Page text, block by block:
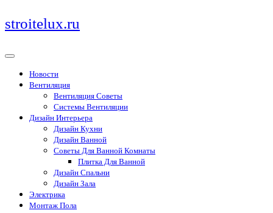
Перейти
к
stroitelux.ru
Новости
Вентиляция
Вентиляция Советы
Системы Вентиляции
Дизайн Интерьера
Дизайн Кухни
Дизайн Ванной
Советы Для Ванной Комнаты
Плитка Для Ванной
Дизайн Спальни
Дизайн Зала
Электрика
Монтаж Пола